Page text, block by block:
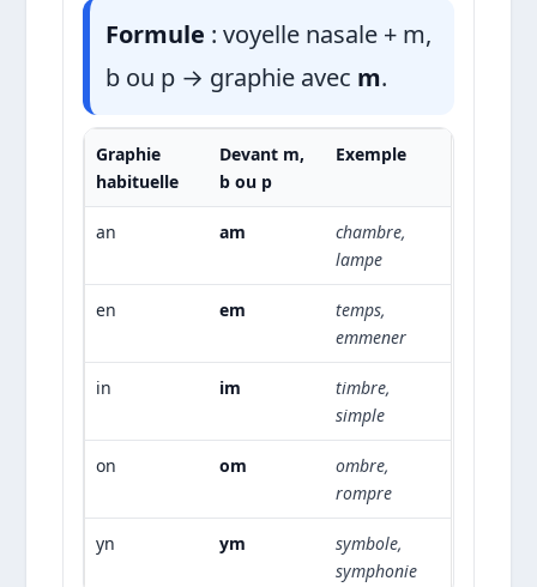
Formule : voyelle nasale + m,
b ou p → graphie avec m.
Graphie
habituelle
Devant m,
b ou p
Exemple
an am
chambre,
lampe
en em
temps,
emmener
in im
timbre,
simple
on om
ombre,
rompre
yn ym
symbole,
symphonie